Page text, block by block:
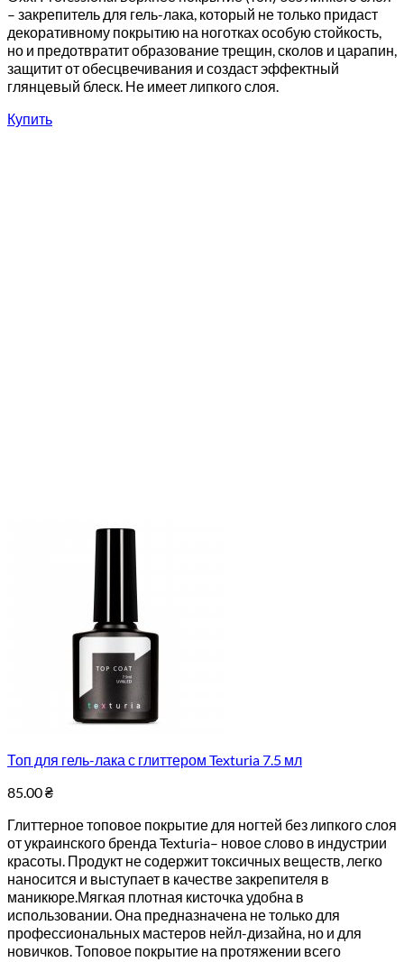
– закрепитель для гель-лака, который не только придаст
декоративному покрытию на ноготках особую стойкость,
но и предотвратит образование трещин, сколов и царапин,
защитит от обесцвечивания и создаст эффектный
глянцевый блеск. Не имеет липкого слоя.
Купить
Топ для гель-лака с глиттером Texturia 7.5 мл
85.00₴
Глиттерное топовое покрытие для ногтей без липкого слоя
от украинского бренда Texturia– новое слово в индустрии
красоты. Продукт не содержит токсичных веществ, легко
наносится и выступает в качестве закрепителя в
маникюре.Мягкая плотная кисточка удобна в
использовании. Она предназначена не только для
профессиональных мастеров нейл-дизайна, но и для
новичков. Топовое покрытие на протяжении всего